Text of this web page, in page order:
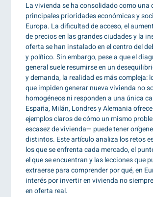
La vivienda se ha consolidado como una
principales prioridades económicas y
Europa. La dificultad de acceso, el
de precios en las grandes ciudades y la
oferta se han instalado en el centro del
y político. Sin embargo, pese a que el
general suele resumirse en un
y demanda, la realidad es más compleja:
que impiden generar nueva vivienda no
homogéneos ni responden a una única
España, Milán, Londres y Alemania
ejemplos claros de cómo un mismo
escasez de vivienda— puede tener
distintos. Este artículo analiza los retos
los que se enfrenta cada mercado, el
el que se encuentran y las lecciones que
extraerse para comprender por qué, en
interés por invertir en vivienda no
en oferta real.